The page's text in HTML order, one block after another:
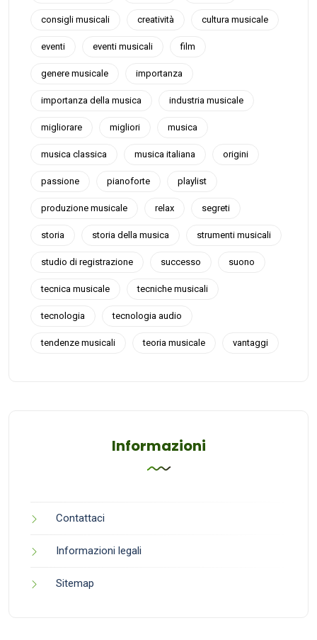
consigli musicali creatività cultura musicale
eventi eventi musicali film
genere musicale importanza
importanza della musica industria musicale
migliorare migliori musica
musica classica musica italiana origini
passione pianoforte playlist
produzione musicale relax segreti
storia storia della musica strumenti musicali
studio di registrazione successo suono
tecnica musicale tecniche musicali
tecnologia tecnologia audio
tendenze musicali teoria musicale vantaggi
Informazioni
Contattaci
Informazioni legali
Sitemap